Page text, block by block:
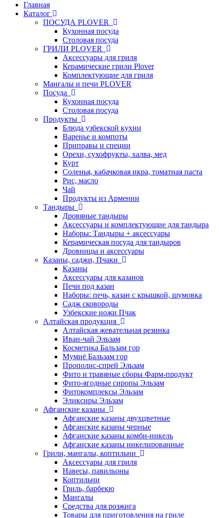
Главная
Каталог
ПОСУДА PLOVER
Кухонная посуда
Столовая посуда
ГРИЛИ PLOVER
Аксессуары для гриля
Керамические грили Plover
Комплектующие для гриля
Мангалы и печи PLOVER
Посуда
Кухонная посуда
Столовая посуда
Продукты
Блюда узбекской кухни
Варенье и компоты
Приправы и специи
Орехи, сухофрукты, халва, мед
Курт
Соленья, кабачковая икра, томатная паста
Рис, масло
Чай
Продукты из Армении
Тандыры
Дровяные тандыры
Аксессуары и комплектующие для тандыра
Наборы: Тандыры + аксессуары
Керамическая посуда для тандыров
Дровницы и аксессуары
Казаны, саджи, Пчаки
Казаны
Аксессуары для казанов
Печи под казан
Наборы: печь, казан с крышкой, шумовка
Садж сковороды
Узбекские ножи Пчак
Алтайская продукция
Алтайская жевательная резинка
Иван-чай Эльзам
Косметика Бальзам гор
Мумиё Бальзам гор
Прополис-спрей Эльзам
Фито и травяные сборы Фарм-продукт
Фито-ягодные сиропы Эльзам
Фитокомплексы Эльзам
Эликсиры Эльзам
Афганские казаны
Афганские казаны двухцветные
Афганские казаны черные
Афганские казаны комби-никель
Афганские казаны никелированные
Грили, мангалы, коптильни
Аксессуары для гриля
Навесы, павильоны
Коптильни
Гриль, барбекю
Мангалы
Средства для розжига
Товары для приготовления на гриле